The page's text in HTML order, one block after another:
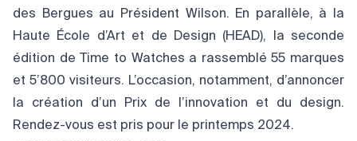
des Bergues au Président Wilson. En parallèle, à la
Haute École d’Art et de Design (HEAD), la seconde
édition de Time to Watches a rassemblé 55 marques
et 5’800 visiteurs. L’occasion, notamment, d’annoncer
la création d’un Prix de l’innovation et du design.
Rendez-vous est pris pour le printemps 2024.